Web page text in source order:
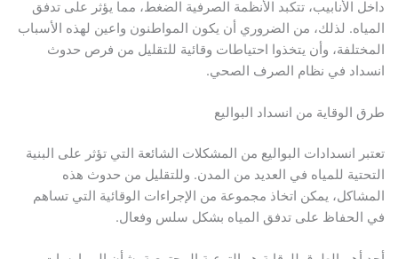
داخل الأنابيب، تتكبد الأنظمة الصرفية الضغط، مما يؤثر على تدفق
المياه. لذلك، من الضروري أن يكون المواطنون واعين لهذه الأسباب
المختلفة، وأن يتخذوا احتياطات وقائية للتقليل من فرص حدوث
انسداد في نظام الصرف الصحي.
طرق الوقاية من انسداد البواليع
تعتبر انسدادات البواليع من المشكلات الشائعة التي تؤثر على البنية
التحتية للمياه في العديد من المدن. وللتقليل من حدوث هذه
المشاكل، يمكن اتخاذ مجموعة من الإجراءات الوقائية التي تساهم
في الحفاظ على تدفق المياه بشكل سلس وفعال.